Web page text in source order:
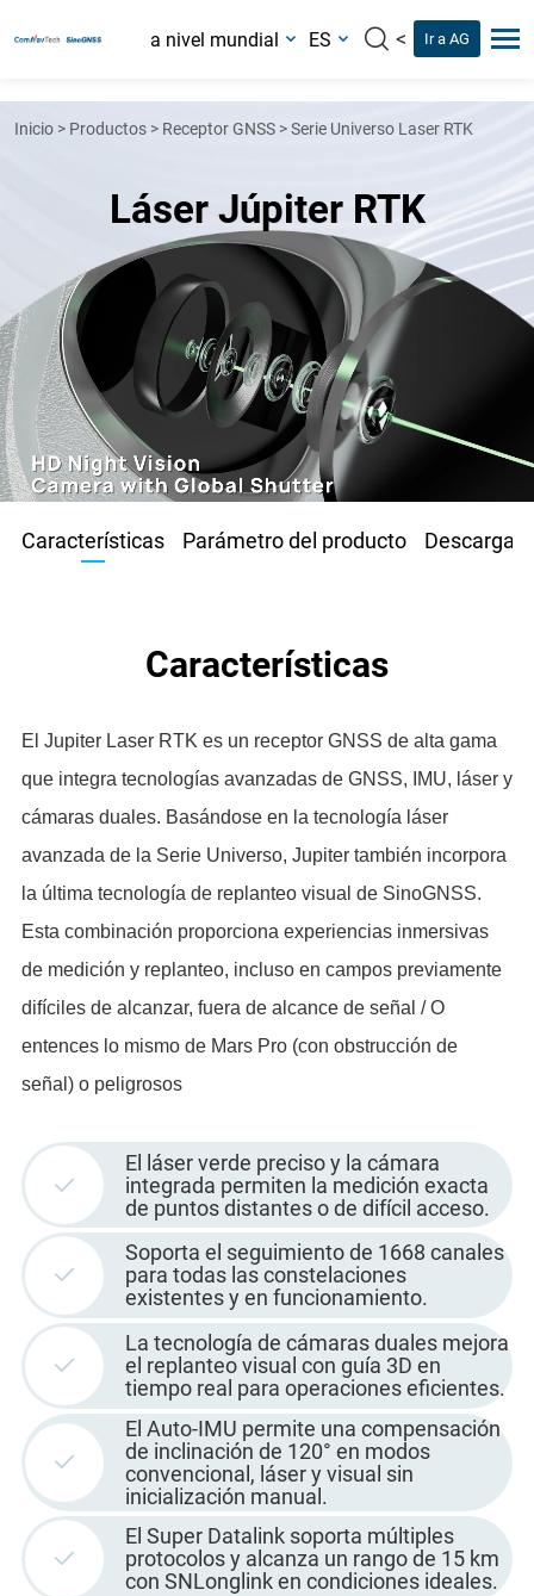
a nivel mundial ES < Ir a AG
Inicio > Productos > Receptor GNSS >Serie Universo Laser RTK
Láser Júpiter RTK
Características Parámetro del producto Descargar
Características
El Jupiter Laser RTK es un receptor GNSS de alta gama
que integra tecnologías avanzadas de GNSS, IMU, láser y
cámaras duales. Basándose en la tecnología láser
avanzada de la Serie Universo, Jupiter también incorpora
la última tecnología de replanteo visual de SinoGNSS.
Esta combinación proporciona experiencias inmersivas
de medición y replanteo, incluso en campos previamente
difíciles de alcanzar, fuera de alcance de señal / O
entences lo mismo de Mars Pro (con obstrucción de
señal) o peligrosos
El láser verde preciso y la cámara
integrada permiten la medición exacta
de puntos distantes o de difícil acceso.
Soporta el seguimiento de 1668 canales
para todas las constelaciones
existentes y en funcionamiento.
La tecnología de cámaras duales mejora
el replanteo visual con guía 3D en
tiempo real para operaciones eficientes.
El Auto-IMU permite una compensación
de inclinación de 120° en modos
convencional, láser y visual sin
inicialización manual.
El Super Datalink soporta múltiples
protocolos y alcanza un rango de 15 km
con SNLonglink en condiciones ideales.